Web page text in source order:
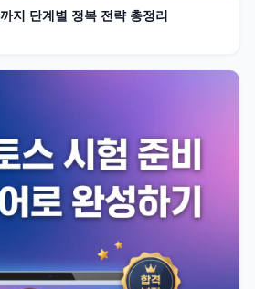
지 단계별 정복 전략 총정리